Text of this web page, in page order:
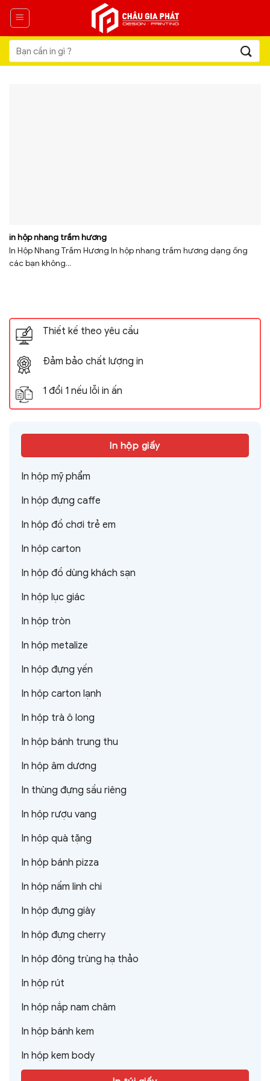
Skip
content
Tìm
kiếm:
in hộp nhang trầm hương
In Hộp Nhang Trầm Hương In hộp nhang trầm hương dạng ống
các bạn không...
Thiết kế theo yêu cầu
Đảm bảo chất lượng in
1 đổi 1 nếu lỗi in ấn
In hộp giấy
In hộp mỹ phẩm
In hộp đựng caffe
In hộp đồ chơi trẻ em
In hộp carton
In hộp đồ dùng khách sạn
In hộp lục giác
In hộp tròn
In hộp metalize
In hộp đựng yến
In hộp carton lạnh
In hộp trà ô long
In hộp bánh trung thu
In hộp âm dương
In thùng đựng sầu riêng
In hộp rượu vang
In hộp quà tặng
In hộp bánh pizza
In hộp nấm linh chi
In hộp đựng giày
In hộp đựng cherry
In hộp đông trùng hạ thảo
In hộp rút
In hộp nắp nam châm
In hộp bánh kem
In hộp kem body